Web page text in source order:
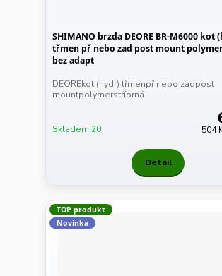
SHIMANO brzda DEORE BR-M6000 kot
třmen př nebo zad post mount
bez adapt
DEOREkot (hydr) třmenpř nebo zadpost
mountpolymerstříbrná
504
Skladem 20
Detail
TOP produkt
Novinka